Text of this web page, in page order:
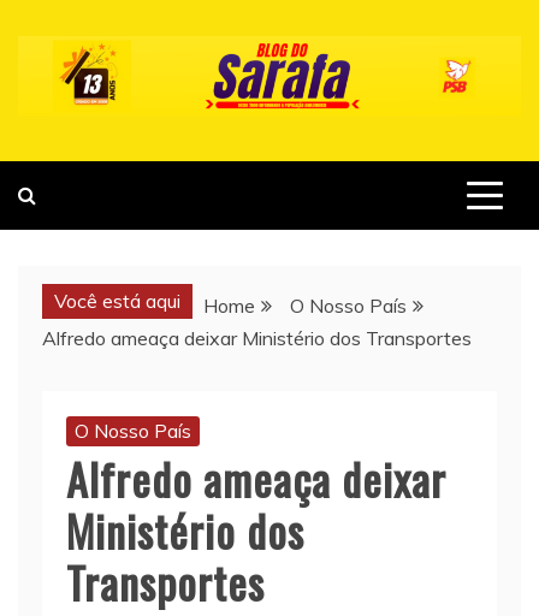
content
Você está aqui Home
O Nosso País
Alfredo ameaça deixar Ministério dos Transportes
O Nosso País
Alfredo ameaça deixar
Ministério dos
Transportes